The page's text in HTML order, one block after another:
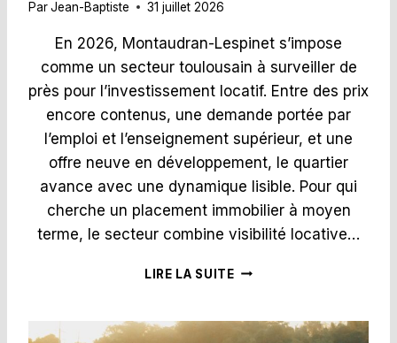
C
O
L
L
E
T
I
O
N
S
:
R
ParJean-Baptiste 31 juillet 2026
En 2026, Montaudran-Lespinet s’impose
comme un secteur toulousain à surveiller de
près pour l’investissement locatif. Entre des prix
encore contenus, une demande portée par
l’emploi et l’enseignement supérieur, et une
offre neuve en développement, le quartier
avance avec une dynamique lisible. Pour qui
cherche un placement immobilier à moyen
terme, le secteur combine visibilité locative…
LIRE LA SUITEI
E